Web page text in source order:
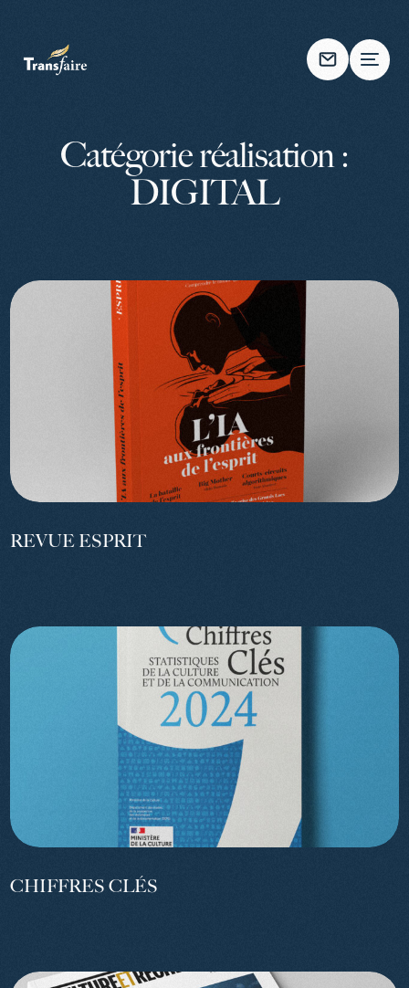
Catégorie réalisation :
DIGITAL
REVUE ESPRIT
CHIFFRES CLÉS